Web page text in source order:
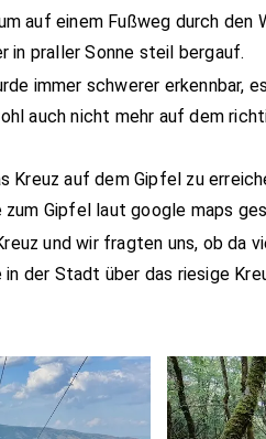
auf einem Fußweg durch den
in praller Sonne steil bergauf.
immer schwerer erkennbar,
auch nicht mehr auf dem
Kreuz auf dem Gipfel zu
Gipfel laut google maps
und wir fragten uns, ob da
der Stadt über das riesige